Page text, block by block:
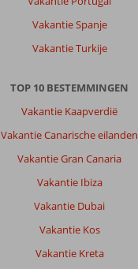
Vakantie Spanje
Vakantie Turkije
TOP 10 BESTEMMINGEN
Vakantie Kaapverdië
Vakantie Canarische eilanden
Vakantie Gran Canaria
Vakantie Ibiza
Vakantie Dubai
Vakantie Kos
Vakantie Kreta